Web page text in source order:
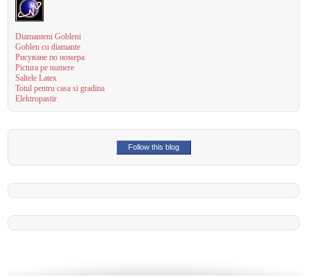
Diamanteni Gobleni
Goblen cu diamante
Рисуване по номера
Pictura pe numere
Saltele Latex
Totul pentru casa si gradina
Elektropastir
Follow this blog